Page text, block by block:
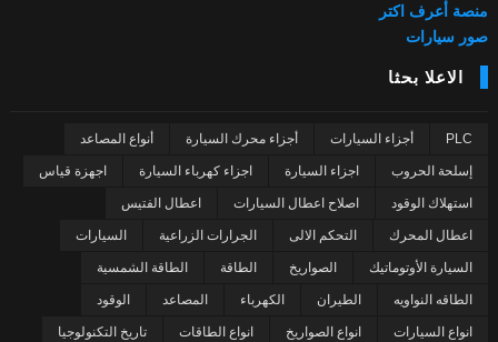
منصة أعرف اكتر
صور سيارات
الاعلا بحثا
PLC أجزاء السيارات أجزاء محرك السيارة أنواع المصاعد
إسلحة الحروب اجزاء السيارة اجزاء كهرباء السيارة اجهزة قياس
استهلاك الوقود اصلاح اعطال السيارات اعطال الفتيس
اعطال المحرك التحكم الالى الجرارات الزراعية السيارات
السيارة الأوتوماتيك الصواريخ الطاقة الطاقة الشمسية
الطاقه النواويه الطيران الكهرباء المصاعد الوقود
انواع السيارات انواع الصواريخ انواع الطاقات تاريخ التكنولوجيا